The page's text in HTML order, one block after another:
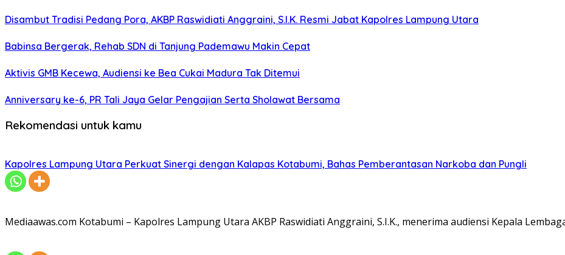
Disambut Tradisi Pedang Pora, AKBP Raswidiati Anggraini, S.I.K. Resmi Jabat Kapolres Lampung Utara
Babinsa Bergerak, Rehab SDN di Tanjung Pademawu Makin Cepat
Aktivis GMB Kecewa, Audiensi ke Bea Cukai Madura Tak Ditemui
Anniversary ke-6, PR Tali Jaya Gelar Pengajian Serta Sholawat Bersama
Rekomendasi untuk kamu
Kapolres Lampung Utara Perkuat Sinergi dengan Kalapas Kotabumi, Bahas Pemberantasan Narkoba dan Pungli
Mediaawas.com Kotabumi – Kapolres Lampung Utara AKBP Raswidiati Anggraini, S.I.K., menerima audiensi Kepala